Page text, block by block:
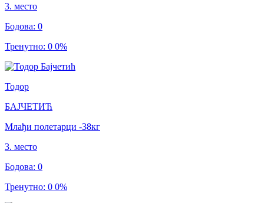
3. место
Бодова: 0
Тренутно: 0 0%
Тодор
БАЈЧЕТИЋ
Млађи полетарци -38кг
3. место
Бодова: 0
Тренутно: 0 0%